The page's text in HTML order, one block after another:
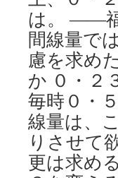
は。 ――
間線量で
慮を求め
か ０・２
毎時０・
線量は、
りさせて
更は求め